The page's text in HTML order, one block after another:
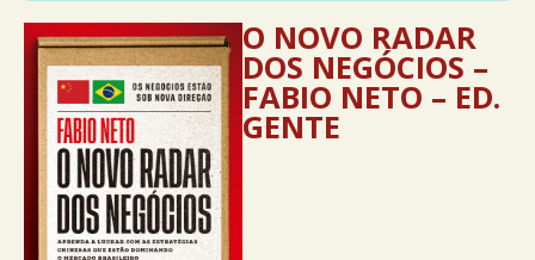
O NOVO RADAR
DOS NEGÓCIOS –
FABIO NETO – ED.
GENTE